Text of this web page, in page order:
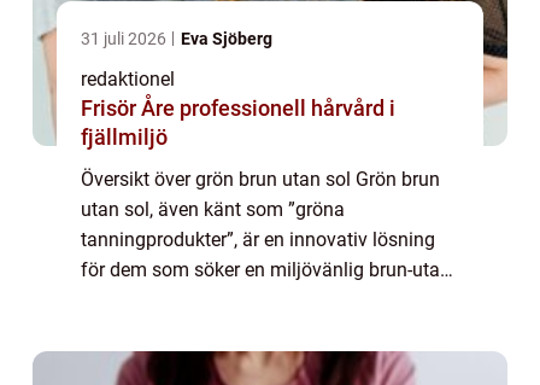
31 juli 2026 Eva Sjöberg
redaktionel
Frisör Åre professionell hårvård i
fjällmiljö
Översikt över grön brun utan sol Grön brun
utan sol, även känt som ”gröna
tanningprodukter”, är en innovativ lösning
för dem som söker en miljövänlig brun-utan-